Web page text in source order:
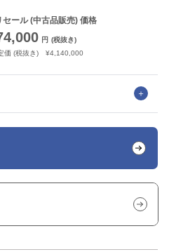
セール(中古品販売) 価格
円 (税抜き)
価 (税抜き) ¥4,140,000